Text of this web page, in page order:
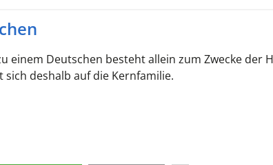
einem Deutschen besteht allein zum Zwecke
deshalb auf die Kernfamilie.